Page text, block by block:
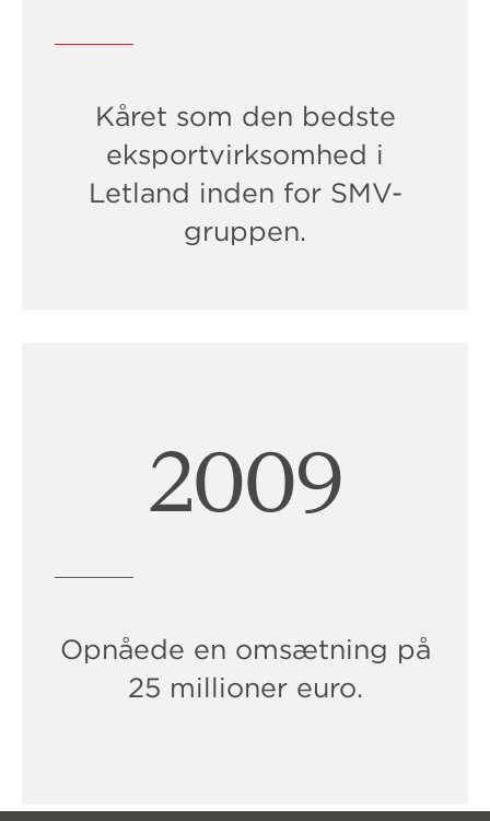
Kåret som den bedste
eksportvirksomhed i
Letland inden for SMV-
gruppen.
2011
Opnåede en omsætning på
25 millioner euro.